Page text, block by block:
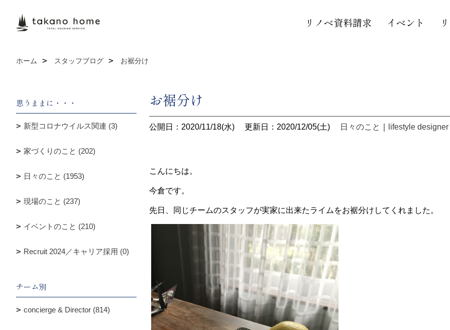
リノベ資料請求 イベント
ホーム スタッフブログ お裾分け
お裾分け
公開日：2020/11/18(水) 更新日：2020/12/05(土) 日々のこと lifestyle designer
こんにちは。
今倉です。
先日、同じチームのスタッフが実家に出来たライムをお裾分けしてくれました。
思うままに・・・
新型コロナウイルス関連 (3)
家づくりのこと (202)
日々のこと (1953)
現場のこと (237)
イベントのこと (210)
Recruit 2024／キャリア採用 (0)
チーム別
concierge & Director (814)